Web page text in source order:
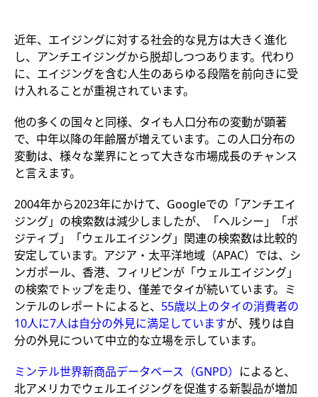
近年、エイジングに対する社会的な見方は大きく進化
し、アンチエイジングから脱却しつつあります。代わり
に、エイジングを含む人生のあらゆる段階を前向きに受
け入れることが重視されています。
他の多くの国々と同様、タイも人口分布の変動が顕著
で、中年以降の年齢層が増えています。この人口分布の
変動は、様々な業界にとって大きな市場成長のチャンス
と言えます。
2004年から2023年にかけて、Googleでの「アンチエイ
ジング」の検索数は減少しましたが、「ヘルシー」「ポ
ジティブ」「ウェルエイジング」関連の検索数は比較的
安定しています。‌アジア・太平洋地域（APAC）では、シ
ンガポール、香港、フィリピンが「ウェルエイジング」
の検索でトップを走り、僅差でタイが続いています。ミ
ンテルのレポートによると、 55歳以上のタイの消費者の
10人に7人は自分の外見に満足していますが、残りは自
分の外見について中立的な立場を示しています。
ミンテル世界新商品データベース（GNPD） によると、
北アメリカでウェルエイジングを促進する新製品が増加